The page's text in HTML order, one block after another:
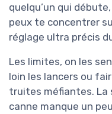
quelqu’un qui
peux te concentrer
réglage ultra précis
Les limites, on les
loin les lancers ou
truites méfiantes. La
canne manque un